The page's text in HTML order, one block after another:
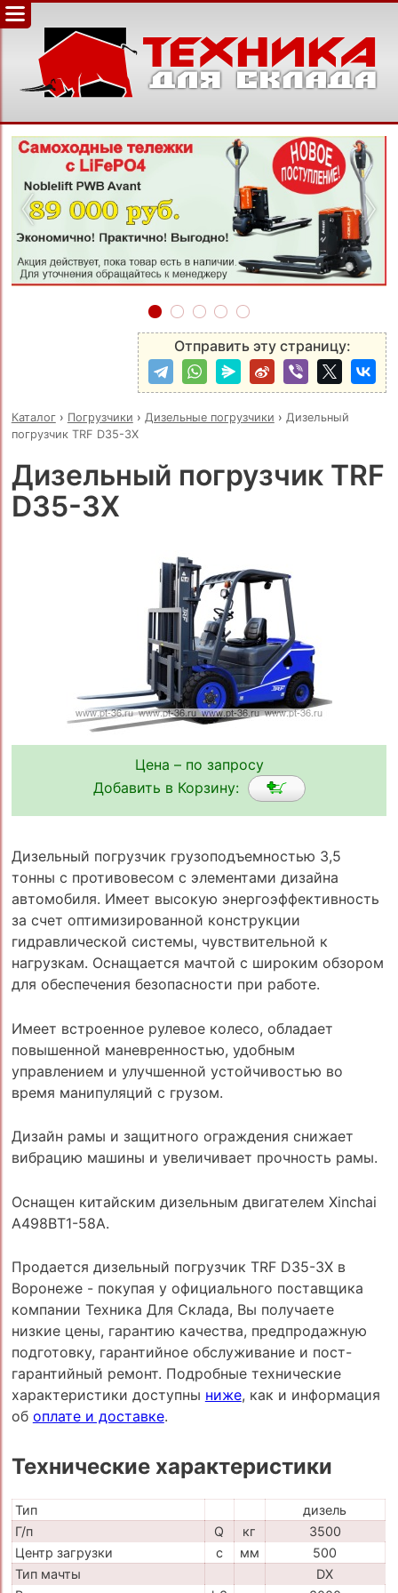
‹ ›
Отправить эту страницу:
Каталог› Погрузчики › Дизельные погрузчики › Дизельный
погрузчик TRF D35-3X
Дизельный погрузчик TRF
D35-3X
Цена – по запросу
Добавить в Корзину:
Дизельный погрузчик грузоподъемностью 3,5
тонны с противовесом с элементами дизайна
автомобиля. Имеет высокую энергоэффективность
за счет оптимизированной конструкции
гидравлической системы, чувствительной к
нагрузкам. Оснащается мачтой с широким обзором
для обеспечения безопасности при работе.
Имеет встроенное рулевое колесо, обладает
повышенной маневренностью, удобным
управлением и улучшенной устойчивостью во
время манипуляций с грузом.
Дизайн рамы и защитного ограждения снижает
вибрацию машины и увеличивает прочность рамы.
Оснащен китайским дизельным двигателем Xinchai
A498BT1-58A.
Продается дизельный погрузчик TRF D35-3X в
Воронеже - покупая у официального поставщика
компании Техника Для Склада, Вы получаете
низкие цены, гарантию качества, предпродажную
подготовку, гарантийное обслуживание и пост-
гарантийный ремонт. Подробные технические
характеристики доступны ниже, как и информация
об оплате и доставке.
Технические характеристики
Тип
дизель
Г/п
Q кг
3500
Центр загрузки
c мм
500
Тип мачты
DX